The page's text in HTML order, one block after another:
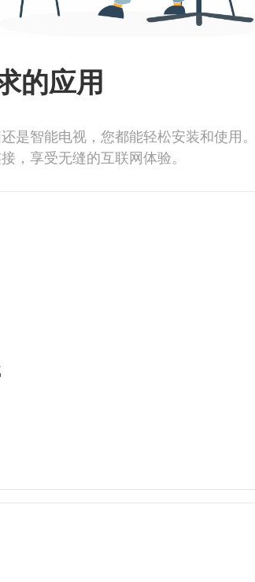
的应用
是智能电视，您都能轻松安装和使用。
，享受无缝的互联网体验。